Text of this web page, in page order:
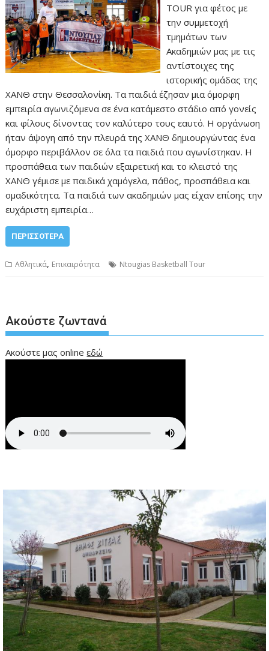
TOUR για φέτος με
την συμμετοχή
τμημάτων των
Ακαδημιών μας με τις
αντίστοιχες της
ιστορικής ομάδας της
ΧΑΝΘ στην Θεσσαλονίκη. Τα παιδιά έζησαν μια όμορφη
εμπειρία αγωνιζόμενα σε ένα κατάμεστο στάδιο από γονείς
και φίλους δίνοντας τον καλύτερο τους εαυτό. Η οργάνωση
ήταν άψογη από την πλευρά της ΧΑΝΘ δημιουργώντας ένα
όμορφο περιβάλλον σε όλα τα παιδιά που αγωνίστηκαν. Η
προσπάθεια των παιδιών εξαιρετική και το κλειστό της
ΧΑΝΘ γέμισε με παιδικά χαμόγελα, πάθος, προσπάθεια και
ομαδικότητα. Τα παιδιά των ακαδημιών μας είχαν επίσης την
ευχάριστη εμπειρία…
ΠΕΡΙΣΣΌΤΕΡΑ
Αθλητικά, Επικαιρότητα Ntougias Basketball Tour
Ακούστε ζωντανά
Ακούστε μας onlineεδώ